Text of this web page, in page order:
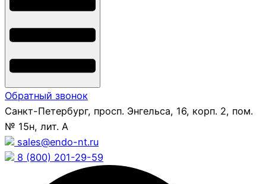
Обратный звонок
Санкт-Петербург, просп. Энгельса, 16, корп. 2, пом.
№ 15н, лит. А
sales@endo-nt.ru
8 (800) 201-29-59